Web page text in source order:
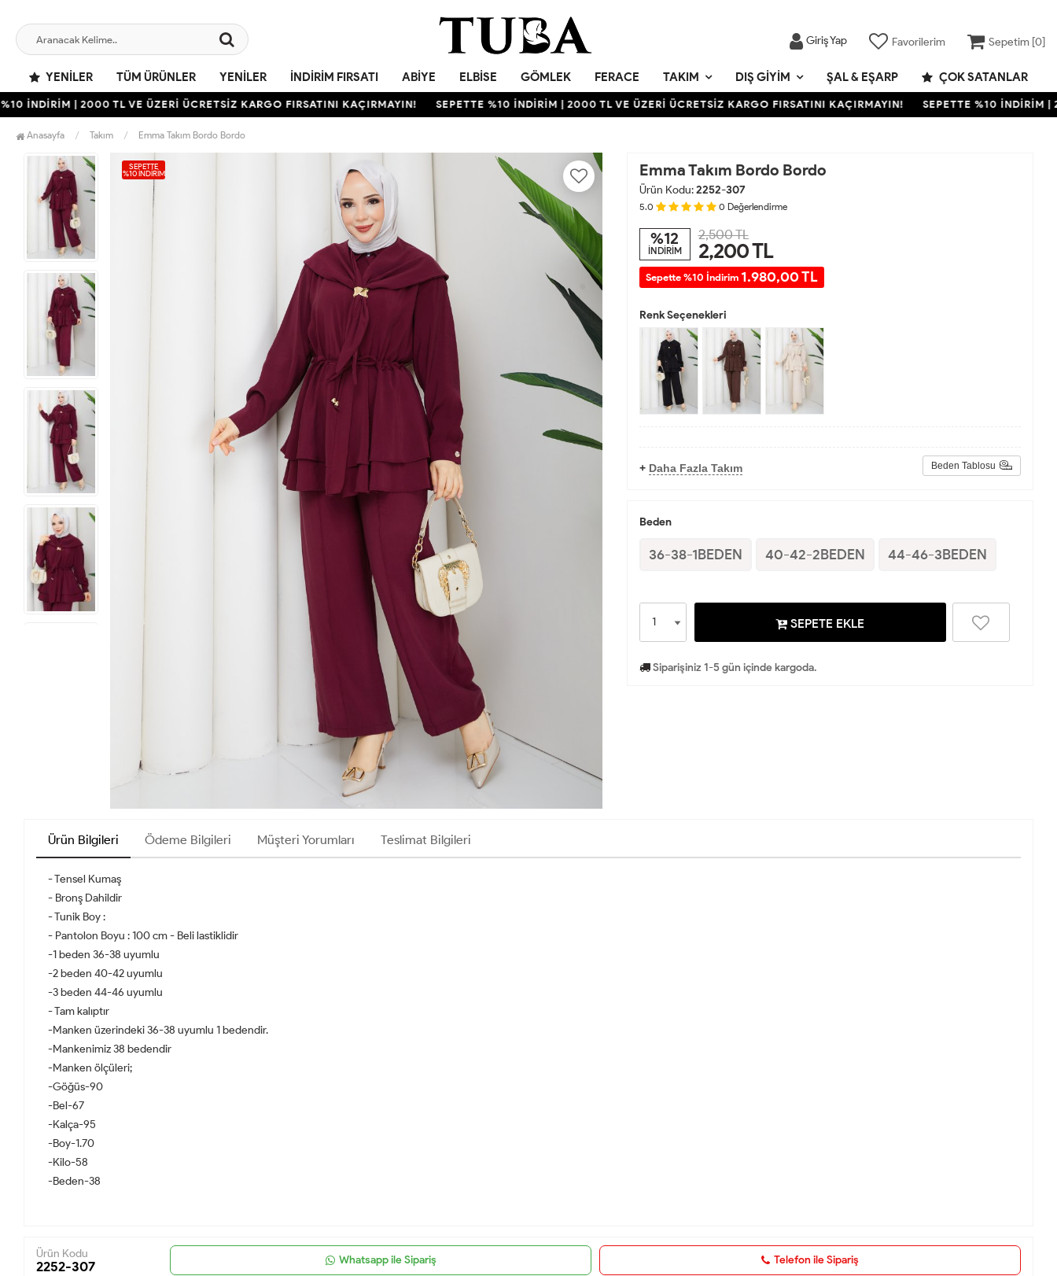
Giriş Yap Favorilerim Sepetim [0]
YENILER TÜM ÜRÜNLER YENILER İNDIRIM FIRSATI ABIYE ELBISE GÖMLEK FERACE TAKIM DIŞ GIYIM ŞAL & EŞARP ÇOK SATANLAR
| 2000 TL VE ÜZERİ ÜCRETSİZ KARGO FIRSATINI KAÇIRMAYIN! SEPETTE %10 İNDİRİM | 2000 TL VE ÜZERİ ÜCRETSİZ KARGO FIRSATINI KAÇIRMAYIN! SEPETTE %10 İNDİRİM | 2000
Anasayfa Takım Emma Takım Bordo Bordo
SEPETTE
%10 İNDIRIM Emma Takım Bordo Bordo
Ürün Kodu:2252-307
5.0 0 Değerlendirme
%12
İNDİRİM
2,500 TL
2,200TL
Sepette %10 İndirim 1.980,00 TL
Renk Seçenekleri
+ Daha Fazla Takım Beden Tablosu
Beden
36-38-1BEDEN 40-42-2BEDEN 44-46-3BEDEN
SEPETE EKLE
Siparişiniz 1-5 gün içinde kargoda.
Ürün Bilgileri Ödeme Bilgileri Müşteri Yorumları Teslimat Bilgileri
- Tensel Kumaş
- Bronş Dahildir
- Tunik Boy :
- Pantolon Boyu : 100 cm - Beli lastiklidir
-1 beden 36-38 uyumlu
-2 beden 40-42 uyumlu
-3 beden 44-46 uyumlu
- Tam kalıptır
-Manken üzerindeki 36-38 uyumlu 1 bedendir.
-Mankenimiz 38 bedendir
-Manken ölçüleri;
-Göğüs-90
-Bel-67
-Kalça-95
-Boy-1.70
-Kilo-58
-Beden-38
Ürün Kodu
2252-307 Whatsapp ile Sipariş Telefon ile Sipariş